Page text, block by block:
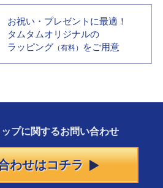
お祝い・プレゼントに最適！
タムタムオリジナルの
ラッピング （有料） をご用意
プに関するお問い合わせ
わせはコチラ